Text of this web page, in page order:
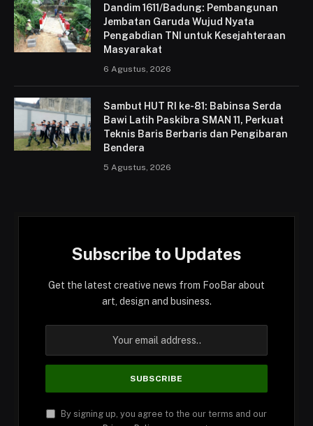
Dandim 1611/Badung: Pembangunan
Jembatan Garuda Wujud Nyata
Pengabdian TNI untuk Kesejahteraan
Masyarakat
6 Agustus, 2026
Sambut HUT RI ke-81: Babinsa Serda
Bawi Latih Paskibra SMAN 11, Perkuat
Teknis Baris Berbaris dan Pengibaran
Bendera
5 Agustus, 2026
Subscribe to Updates
Get the latest creative news from FooBar about
art, design and business.
By signing up, you agree to the our terms and our